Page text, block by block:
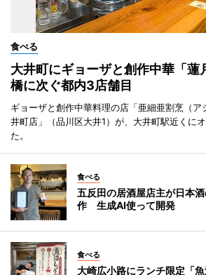
食べる
大井町にギョーザと創作中華「
橋に次ぐ都内3店舗目
ギョーザと創作中華料理の店「亜細亜割烹（
井町店」（品川区大井1）が、大井町駅近くに
た。
食べる
五反田の居酒屋店主が日本
作 生成AI使って開発
食べる
大崎広小路にランチ限定「